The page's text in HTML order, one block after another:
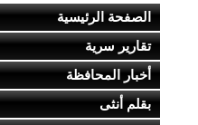
الصفحة الرئيسية
تقارير سرية
أخبار المحافظة
بقلم أنثى